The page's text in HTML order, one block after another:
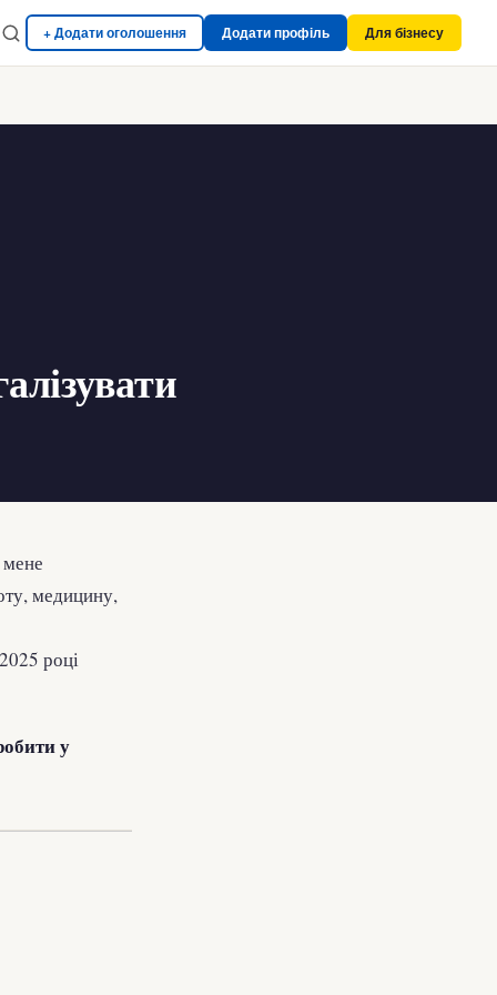
+ Додати оголошення Додати профіль Для бізнесу
медицину,
році
у